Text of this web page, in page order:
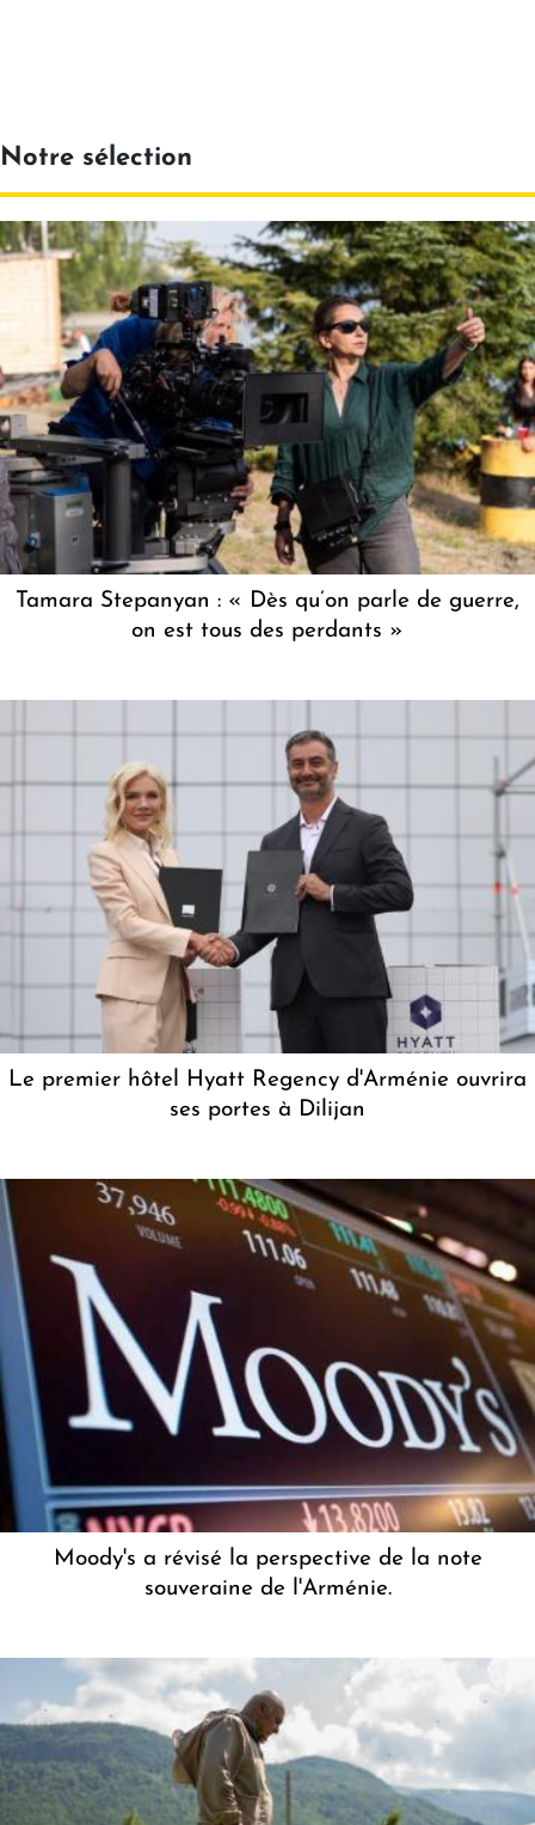
Notre sélection
Tamara Stepanyan : « Dès qu’on parle de guerre,
on est tous des perdants »
Le premier hôtel Hyatt Regency d'Arménie ouvrira
ses portes à Dilijan
Moody's a révisé la perspective de la note
souveraine de l'Arménie.